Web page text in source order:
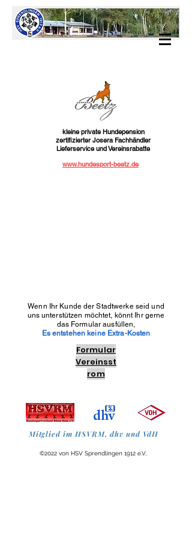
kleine private Hundepension
zertifizierter Josera Fachhändler
Lieferservice und Vereinsrabatte
www.hundesport-beetz.de
Wenn Ihr Kunde der Stadtwerke seid und
uns unterstützen möchtet, könnt Ihr gerne
das Formular ausfüllen,
Es entstehen keine Extra-Kosten
Formular
Vereinsst
rom
Mitglied im HSVRM, dhv und VdH
©2022 von HSV Sprendlingen 1912 e.V..